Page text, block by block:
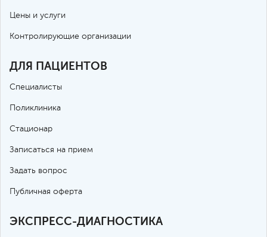
Цены и услуги
Контролирующие организации
ДЛЯ ПАЦИЕНТОВ
Специалисты
Поликлиника
Стационар
Записаться на прием
Задать вопрос
Публичная оферта
ЭКСПРЕСС-ДИАГНОСТИКА